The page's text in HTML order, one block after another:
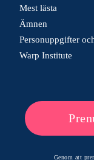
Mest lästa
Ämnen
Personuppgifter
Warp Institute
Genom att